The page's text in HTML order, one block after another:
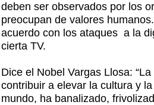
deben ser observados por los
preocupan de valores
acuerdo con los ataques a la
cierta TV.
Dice el Nobel Vargas Llosa:
contribuir a elevar la cultura y
mundo, ha banalizado,